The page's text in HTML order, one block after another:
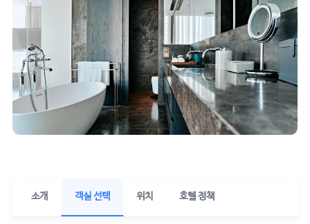
소개 객실 선택 위치 호텔 정책